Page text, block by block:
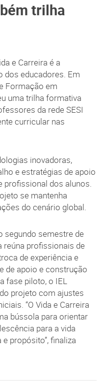
trilha
e Carreira é a
dos educadores. Em
Formação em
uma trilha formativa
da rede SESI
curricular nas
inovadoras,
e estratégias de apoio
profissional dos alunos.
se mantenha
do cenário global.
segundo semestre de
reúna profissionais de
de experiência e
de apoio e construção
fase piloto, o IEL
projeto com ajustes
“O Vida e Carreira
bússola para orientar
para a vida
propósito”, finaliza